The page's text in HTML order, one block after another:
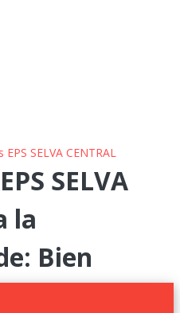
SELVA CENTRAL
SELVA
la
Bien